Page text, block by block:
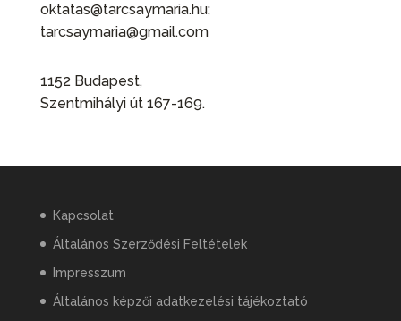
oktatas@tarcsaymaria.hu;
tarcsaymaria@gmail.com
1152 Budapest,
Szentmihályi út 167-169.
Kapcsolat
Általános Szerződési Feltételek
Impresszum
Általános képzői adatkezelési tájékoztató